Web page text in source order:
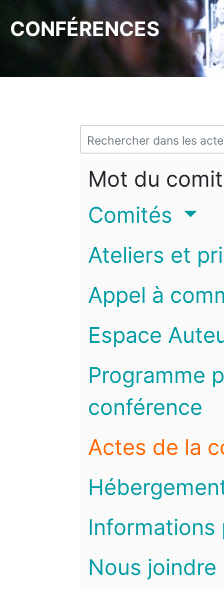
CONFÉRENCES
Mot du
Comités
Ateliers et
Appel à
Espace
Programme
conférence
Actes de la
Informations
Nous joindre